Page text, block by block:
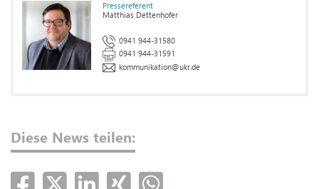
Pressereferent
Matthias Dettenhofer
0941 944-31580
0941 944-31591
kommunikation@ukr.de
Diese News teilen: